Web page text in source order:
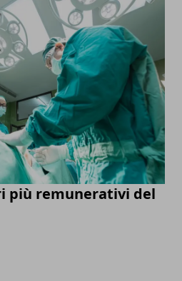
più remunerativi del